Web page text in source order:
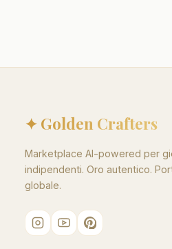
✦ Golden Crafters
Marketplace AI-powered per
indipendenti. Oro autentico.
globale.